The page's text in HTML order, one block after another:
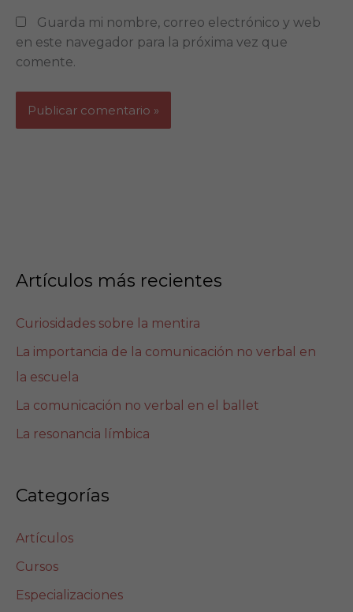
Guarda mi nombre, correo electrónico y web
en este navegador para la próxima vez que
comente.
Artículos más recientes
Curiosidades sobre la mentira
La importancia de la comunicación no verbal en
la escuela
La comunicación no verbal en el ballet
La resonancia límbica
Categorías
Artículos
Cursos
Especializaciones